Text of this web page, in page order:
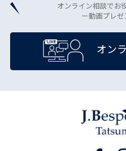
オンライン相談でお
ー動画プレゼ
オン